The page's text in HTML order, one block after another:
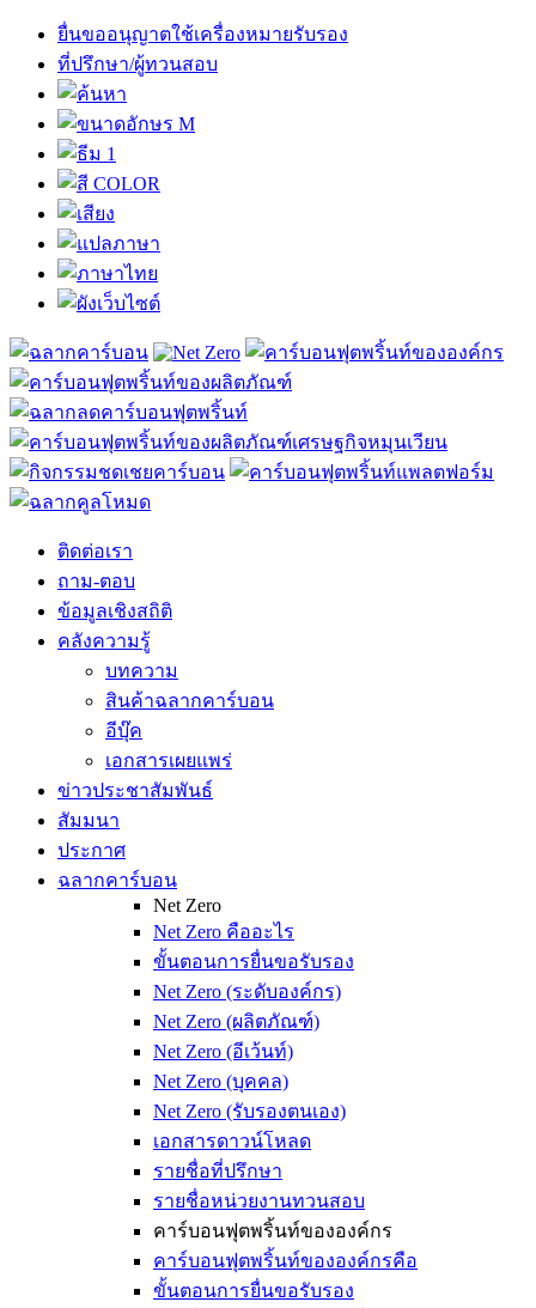
ยื่นขออนุญาตใช้เครื่องหมายรับรอง
ที่ปรึกษา/ผู้ทวนสอบ
ติดต่อเรา
ถาม-ตอบ
ข้อมูลเชิงสถิติ
คลังความรู้
บทความ
สินค้าฉลากคาร์บอน
อีบุ๊ค
เอกสารเผยแพร่
ข่าวประชาสัมพันธ์
สัมมนา
ประกาศ
ฉลากคาร์บอน
Net Zero
Net Zero คืออะไร
ขั้นตอนการยื่นขอรับรอง
Net Zero (ระดับองค์กร)
Net Zero (ผลิตภัณฑ์)
Net Zero (อีเว้นท์)
Net Zero (บุคคล)
Net Zero (รับรองตนเอง)
เอกสารดาวน์โหลด
รายชื่อที่ปรึกษา
รายชื่อหน่วยงานทวนสอบ
คาร์บอนฟุตพริ้นท์ขององค์กร
คาร์บอนฟุตพริ้นท์ขององค์กรคือ
ขั้นตอนการยื่นขอรับรอง